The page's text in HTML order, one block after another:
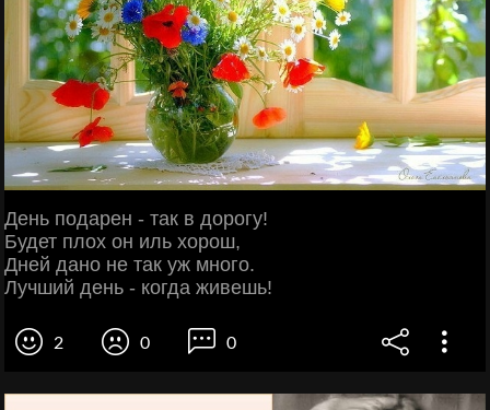
День подарен - так в дорогу!
Будет плох он иль хорош,
Дней дано не так уж много.
Лучший день - когда живешь!
2 0 0